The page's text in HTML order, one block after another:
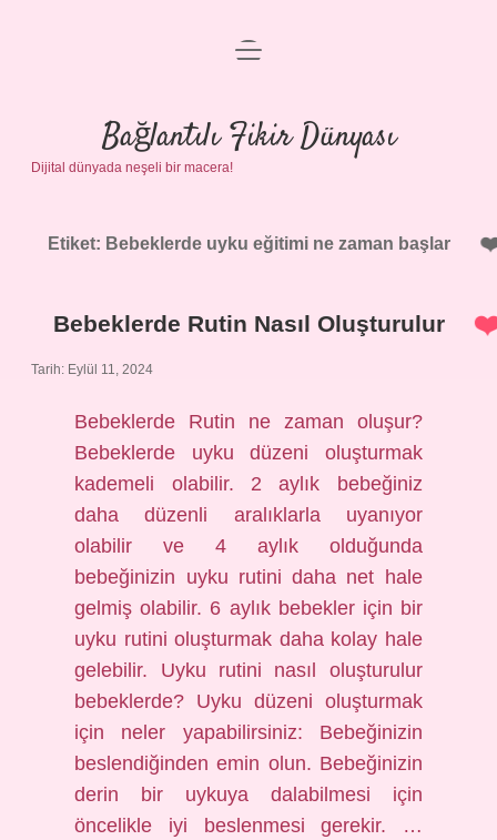
Anasayfa
Gizlilik Politikası
Yasal Uyarı
menüyü
Bağlantılı Fikir Dünyası
Dijital dünyada neşeli bir macera!
Etiket: Bebeklerde uyku eğitimi ne zaman başlar
Bebeklerde Rutin Nasıl Oluşturulur
Tarih: Eylül 11, 2024
Bebeklerde Rutin ne zaman oluşur?
Bebeklerde uyku düzeni oluşturmak
kademeli olabilir. 2 aylık bebeğiniz
daha düzenli aralıklarla uyanıyor
olabilir ve 4 aylık olduğunda
bebeğinizin uyku rutini daha net hale
gelmiş olabilir. 6 aylık bebekler için bir
uyku rutini oluşturmak daha kolay hale
gelebilir. Uyku rutini nasıl oluşturulur
bebeklerde? Uyku düzeni oluşturmak
için neler yapabilirsiniz: Bebeğinizin
beslendiğinden emin olun. Bebeğinizin
derin bir uykuya dalabilmesi için
öncelikle iyi beslenmesi gerekir. …